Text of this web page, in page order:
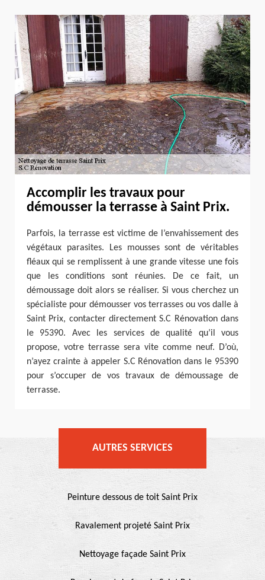
Accomplir les travaux pour
démousser la terrasse à Saint Prix.
Parfois, la terrasse est victime de l’envahissement des
végétaux parasites. Les mousses sont de véritables
fléaux qui se remplissent à une grande vitesse une fois
que les conditions sont réunies. De ce fait, un
démoussage doit alors se réaliser. Si vous cherchez un
spécialiste pour démousser vos terrasses ou vos dalle à
Saint Prix, contacter directement S.C Rénovation dans
le 95390. Avec les services de qualité qu’il vous
propose, votre terrasse sera vite comme neuf. D’où,
n’ayez crainte à appeler S.C Rénovation dans le 95390
pour s’occuper de vos travaux de démoussage de
terrasse.
AUTRES SERVICES
Peinture dessous de toit Saint Prix
Ravalement projeté Saint Prix
Nettoyage façade Saint Prix